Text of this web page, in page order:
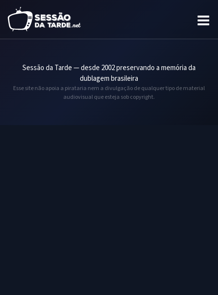
Sessão da Tarde — desde 2002 preservando a memória da
dublagem brasileira
Esse site não apoia a pirataria nem a divulgação de qualquer tipo de material
audiovisual que esteja sob copyright.